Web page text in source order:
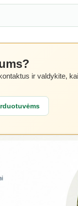
ir valdykite,